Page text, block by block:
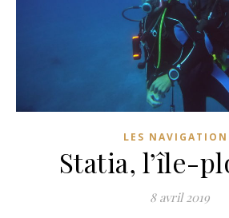
LES
Statia, l’île-
8 avril 2019